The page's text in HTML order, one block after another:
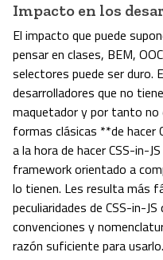
Impacto en los
El impacto que puede
pensar en clases, BEM,
selectores puede ser duro.
desarrolladores que no
maquetador y por tanto
formas clásicas **de hacer
a la hora de hacer CSS-in-
framework orientado a
lo tienen. Les resulta más
peculiaridades de CSS-in-
convenciones y
razón suficiente para usarlo.